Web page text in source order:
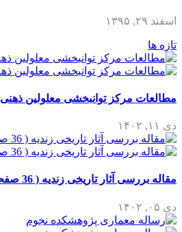
اسفند ۲۹, ۱۳۹۵
تازه ها
مطالعات مرکز توانبخشی معلولین ذهنی
دی ۱۱, ۱۴۰۲
مقاله بررسی آثار تاریخی زندیه ( 36 صفحه )
دی ۰۵, ۱۴۰۲